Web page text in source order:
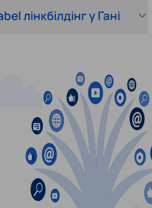
лінкбілдінг у Гані